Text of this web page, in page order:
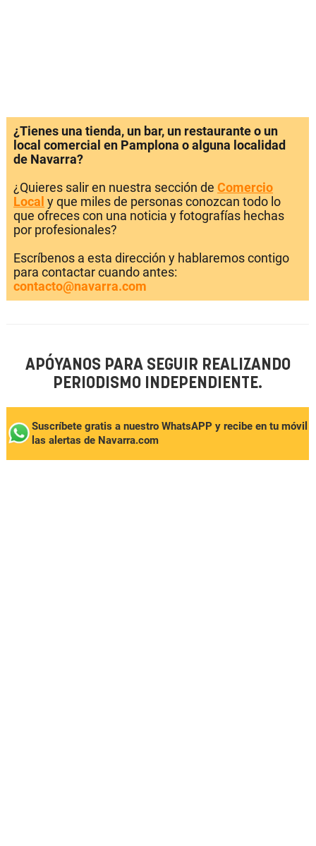
¿Tienes una tienda, un bar, un restaurante o un
local comercial en Pamplona o alguna localidad
de Navarra?
¿Quieres salir en nuestra sección de Comercio
Local y que miles de personas conozcan todo lo
que ofreces con una noticia y fotografías hechas
por profesionales?
Escríbenos a esta dirección y hablaremos contigo
para contactar cuando antes:
contacto@navarra.com
APÓYANOS PARA SEGUIR REALIZANDO
PERIODISMO INDEPENDIENTE.
Suscríbete gratis a nuestro WhatsAPP y recibe en tu móvil
las alertas de Navarra.com